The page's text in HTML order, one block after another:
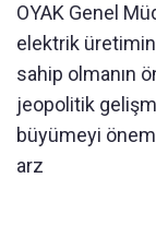
OYAK Genel
elektrik
sahip olmanın
jeopolitik
büyümeyi
arz